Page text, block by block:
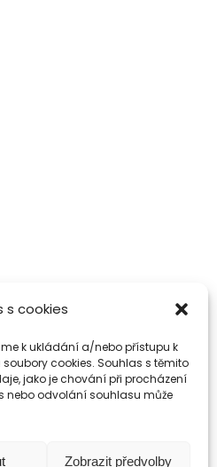
s cookies
k ukládání a/nebo přístupu k
cookies. Souhlas s těmito
jako je chování při procházení
nebo odvolání souhlasu může
Zobrazit předvolby